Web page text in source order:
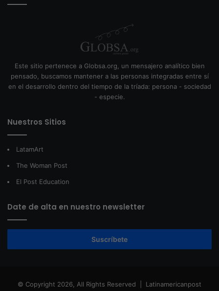
Este sitio pertenece a Globsa.org, un mensajero analítico bien
pensado, buscamos mantener a las personas integradas entre sí
en el desarrollo dentro del tiempo de la tríada: persona - sociedad
- especie.
Nuestros Sitios
LatamArt
The Woman Post
El Post Education
Date de alta en nuestro newsletter
Suscríbete
© Copyright 2026, All Rights Reserved | Latinamericanpost